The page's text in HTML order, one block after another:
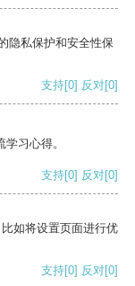
隐私保护和安全性保
支持[0] 反对[0]
习心得。
支持[0] 反对[0]
如将设置页面进行优
支持[0] 反对[0]